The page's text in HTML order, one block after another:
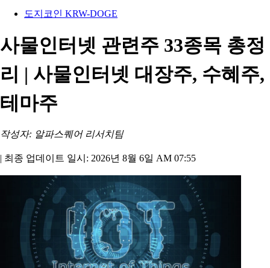
도지코인 KRW-DOGE
사물인터넷 관련주 33종목 총정
리 | 사물인터넷 대장주, 수혜주,
테마주
작성자: 알파스퀘어 리서치팀
| 최종 업데이트 일시: 2026년 8월 6일 AM 07:55